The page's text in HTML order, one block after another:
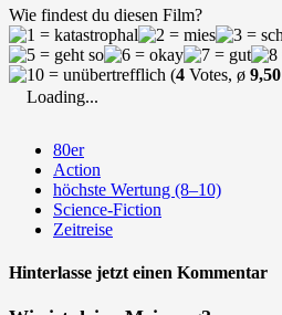
Wie findest du diesen Film?
(4 Votes, ø 9,50
Loading...
80er
Action
höchste Wertung (8–10)
Science-Fiction
Zeitreise
Hinterlasse jetzt einen Kommentar